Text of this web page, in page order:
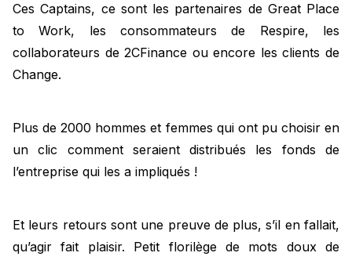
Ces Captains, ce sont les partenaires de Great Place
to Work, les consommateurs de Respire, les
collaborateurs de 2CFinance ou encore les clients de
Change.
Plus de 2000 hommes et femmes qui ont pu choisir en
un clic comment seraient distribués les fonds de
l’entreprise qui les a impliqués !
Et leurs retours sont une preuve de plus, s’il en fallait,
qu’agir fait plaisir. Petit florilège de mots doux de